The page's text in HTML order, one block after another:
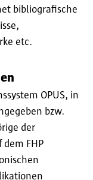
bibliografische
etc.
OPUS, in
bzw.
der
dem FHP